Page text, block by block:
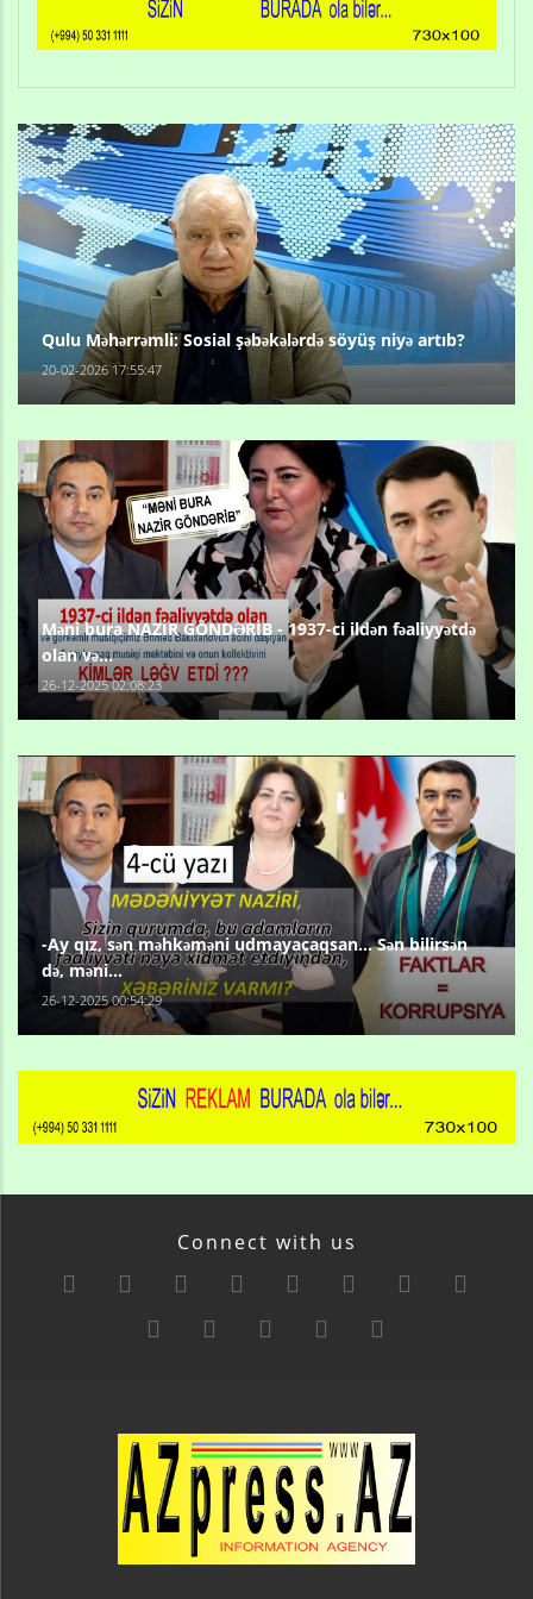
Qulu Məhərrəmli: Sosial şəbəkələrdə söyüş niyə artıb?
20-02-2026 17:55:47
Məni bura NAZİR GÖNDƏRİB - 1937-ci ildən fəaliyyətdə
olan və...
26-12-2025 02:08:23
-Ay qız, sən məhkəməni udmayacaqsan... Sən bilirsən
də, məni...
26-12-2025 00:54:29
Connect with us